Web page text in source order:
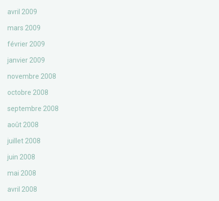
avril 2009
mars 2009
février 2009
janvier 2009
novembre 2008
octobre 2008
septembre 2008
août 2008
juillet 2008
juin 2008
mai 2008
avril 2008